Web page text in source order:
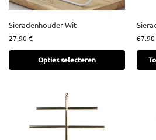
Sieradenhouder Wit
27.90€
Opties selecteren
67.90